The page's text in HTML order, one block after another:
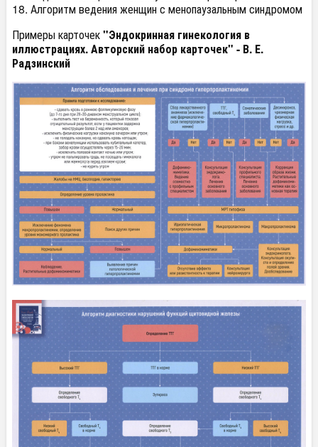
18. Алгоритм ведения женщин с менопаузальным синдромом
Примеры карточек"Эндокринная гинекология в
иллюстрациях. Авторский набор карточек" - В. Е.
Радзинский